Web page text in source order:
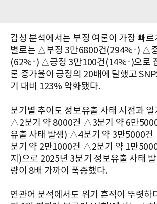
감성 분석에서는 부정 여론이 가장 빠르
별로는 △부정 3만6800건(294%↑) △
(62%↑) △긍정 3만100건(14%↑)으로
론 증가율이 긍정의 20배에 달했고
기 대비 123% 악화됐다.
분기별 추이도 정보유출 사태 시점과
△2분기 약 8000건 △3분기 약 6만
유출 사태 발생) △4분기 약 3만5000
분기 약 2만1000건 △2분기 약 1만
지)으로 2025년 3분기 정보유출 사태
량이 8배 가까이 폭증했다.
연관어 분석에서도 위기 흔적이 뚜렷하